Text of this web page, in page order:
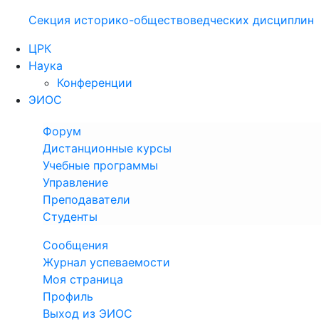
Секция историко-обществоведческих дисциплин
ЦРК
Наука
Конференции
ЭИОС
Форум
Дистанционные курсы
Учебные программы
Управление
Преподаватели
Студенты
Сообщения
Журнал успеваемости
Моя страница
Профиль
Выход из ЭИОС